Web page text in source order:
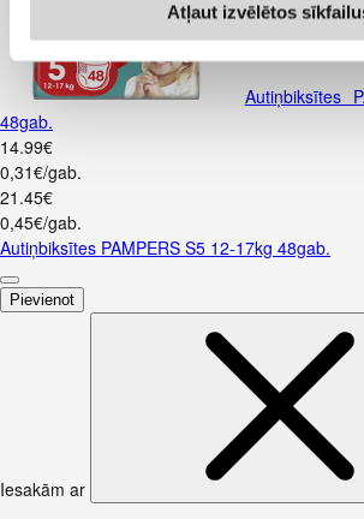
Atļaut izvēlētos
Autiņbiksītes
48gab.
14.99€
0,31€/gab.
21 .45€
0,45€/gab.
Autiņbiksītes PAMPERS S5 12-17kg 48gab.
Pievienot
Iesakām ar